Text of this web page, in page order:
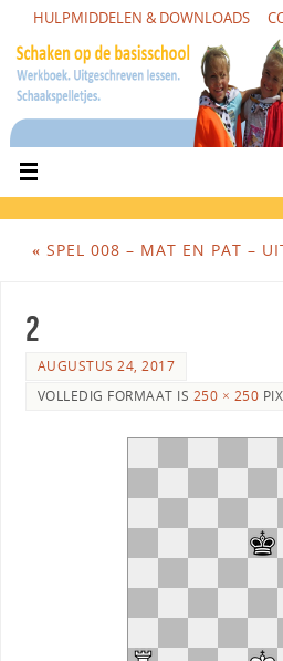
HULPMIDDELEN & DOWNLOADS
« SPEL 008 – MAT EN PAT –
2
AUGUSTUS 24, 2017
VOLLEDIG FORMAAT IS 250 × 250